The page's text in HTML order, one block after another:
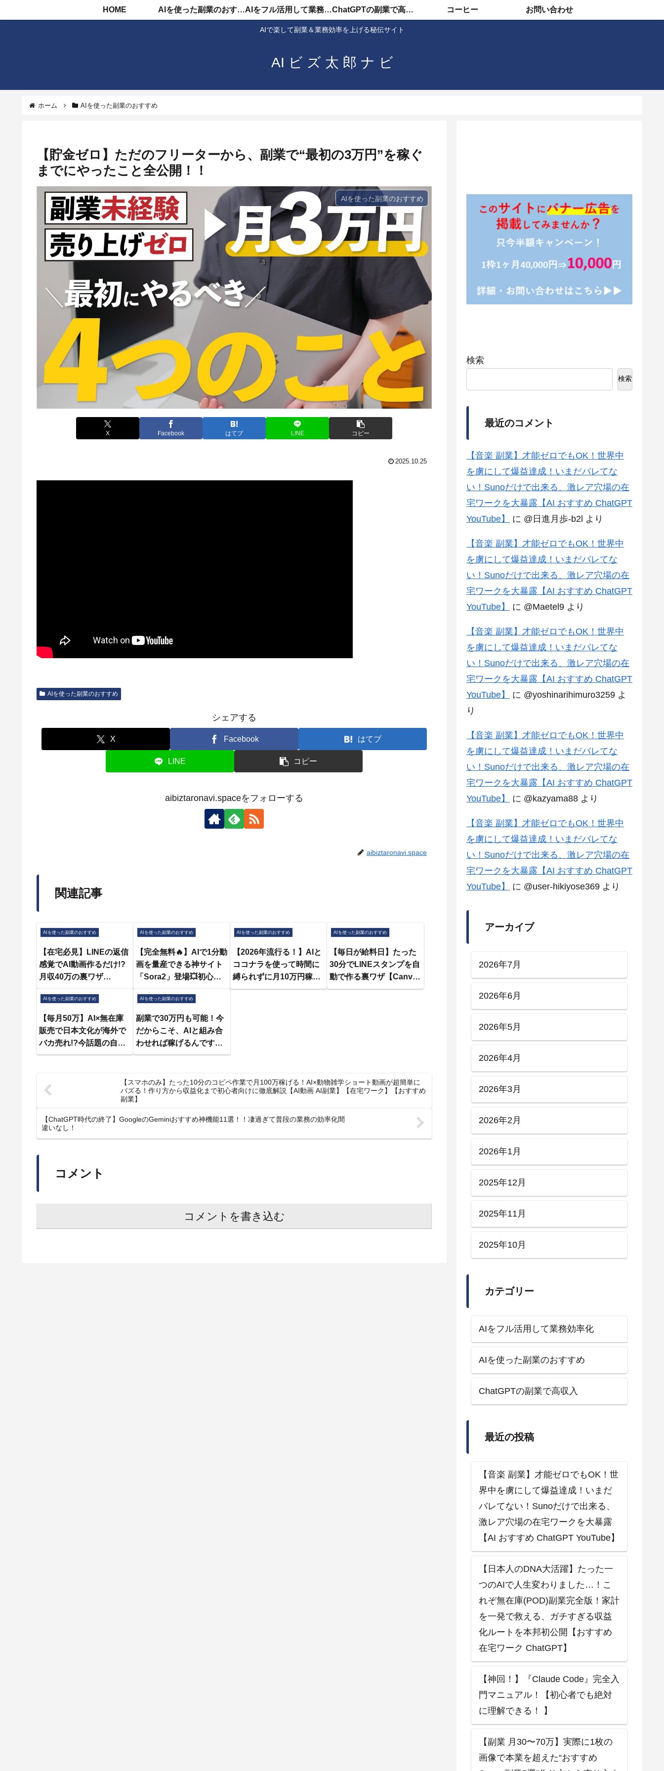
AIで楽して副業＆業務効率を上げる秘伝サイト
AI ビ ズ 太 郎 ナ ビ
HOME AIを使った副業のおすすめ AIをフル活用して業務効率化 ChatGPTの副業で高収入 コーヒー お問い合わせ
ホーム AIを使った副業のおすすめ
【貯金ゼロ】ただのフリーターから、副業で“最初の3万円”を稼ぐ
までにやったこと全公開！！
AIを使った副業のおすすめ
X Facebook はてブ LINE コピー
2025.10.25
AIを使った副業のおすすめ
シェアする
X Facebook はてブ
LINE コピー
aibiztaronavi.spaceをフォローする
aibiztaronavi.space
関連記事
AIを使った副業のおすすめ
【在宅必見】LINEの返信
感覚でAI動画作るだけ!?
月収40万の裏ワザ
業
AIを使った副業のおすすめ
【完全無料🔥】AIで1分動
画を量産できる神サイト
「Sora2」登場💥初心者
が来た😳✨
AIを使った副業のおすすめ
【2026年流行る！】AIと
ココナラを使って時間に
縛られずに月10万円稼ぐ
方法
AIを使った副業のおすすめ
【毎日が給料日】たった
30分でLINEスタンプを自
動で作る裏ワザ【Canva
ChatGPT 在宅ワーク副
AIを使った副業のおすすめ
【毎月50万】AI×無在庫
販売で日本文化が海外で
バカ売れ!?今話題の自動
収益化で稼ぐ最新副業を
【在宅ワーク】【AI副
AIを使った副業のおすすめ
副業で30万円も可能！今
だからこそ、AIと組み合
わせれば稼げるんです！
『2億円を売り上げたプロ
強の副業』
【スマホのみ】たった10分のコピペ作業で月100万稼げる！AI×動物雑学ショート動画が超簡単に
バズる！作り方から収益化まで初心者向けに徹底解説【AI動画 AI副業】【在宅ワーク】【おすすめ
副業】
【ChatGPT時代の終了】GoogleのGeminiおすすめ神機能11選！！凄過ぎて普段の業務の効率化間
違いなし！
コメント
コメントを書き込む
検索
検索
最近のコメント
【音楽 副業】才能ゼロでもOK！世界中
を虜にして爆益達成！いまだバレてな
い！Sunoだけで出来る、激レア穴場の在
宅ワークを大暴露【AI おすすめ ChatGPT
YouTube】
に @日進月歩-b2l より
【音楽 副業】才能ゼロでもOK！世界中
を虜にして爆益達成！いまだバレてな
い！Sunoだけで出来る、激レア穴場の在
宅ワークを大暴露【AI おすすめ ChatGPT
YouTube】
に @Maetel9 より
【音楽 副業】才能ゼロでもOK！世界中
を虜にして爆益達成！いまだバレてな
い！Sunoだけで出来る、激レア穴場の在
宅ワークを大暴露【AI おすすめ ChatGPT
YouTube】
に @yoshinarihimuro3259 よ
り
【音楽 副業】才能ゼロでもOK！世界中
を虜にして爆益達成！いまだバレてな
い！Sunoだけで出来る、激レア穴場の在
宅ワークを大暴露【AI おすすめ ChatGPT
YouTube】
に @kazyama88 より
【音楽 副業】才能ゼロでもOK！世界中
を虜にして爆益達成！いまだバレてな
い！Sunoだけで出来る、激レア穴場の在
宅ワークを大暴露【AI おすすめ ChatGPT
YouTube】
に @user-hikiyose369 より
アーカイブ
2026年7月
2026年6月
2026年5月
2026年4月
2026年3月
2026年2月
2026年1月
2025年12月
2025年11月
2025年10月
カテゴリー
AIをフル活用して業務効率化
AIを使った副業のおすすめ
ChatGPTの副業で高収入
最近の投稿
【音楽 副業】才能ゼロでもOK！世
界中を虜にして爆益達成！いまだ
バレてない！Sunoだけで出来る、
激レア穴場の在宅ワークを大暴露
【AI おすすめ ChatGPT YouTube】
【日本人のDNA大活躍】たった一
つのAIで人生変わりました…！こ
れぞ無在庫(POD)副業完全版！家計
を一発で救える、ガチすぎる収益
化ルートを本邦初公開【おすすめ
在宅ワーク ChatGPT】
【神回！】『Claude Code』完全入
門マニュアル！【初心者でも絶対
に理解できる！ 】
【副業 月30〜70万】実際に1枚の
画像で本業を超えた“おすすめ